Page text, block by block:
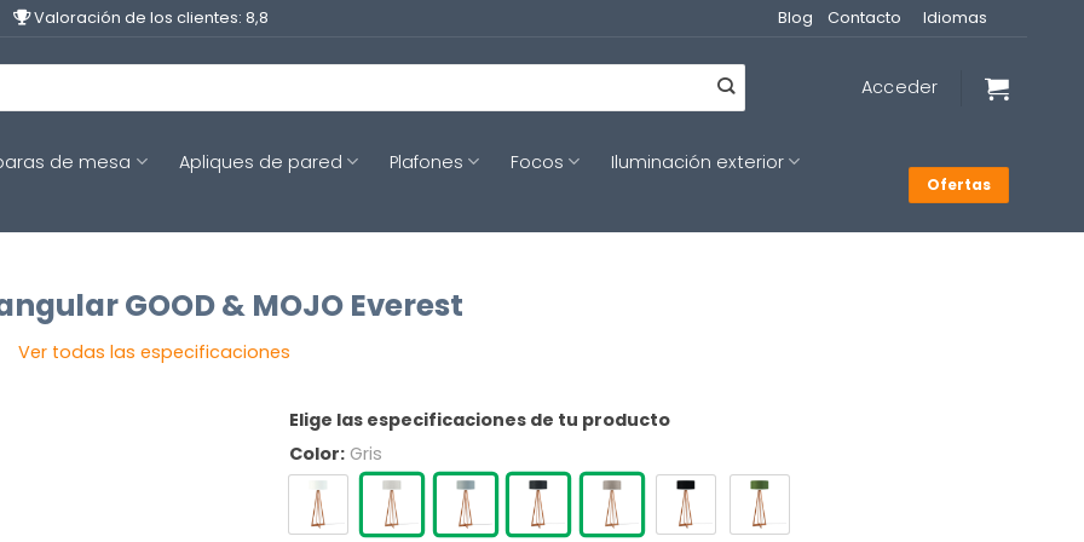
Valoración de los clientes: 8,8 Blog Contacto Idiomas
Acceder
de mesa Apliques de pared Plafones Focos
Iluminación exterior
Ofertas
GOOD & MOJO Everest
Ver todas las especificaciones
Elige las especificaciones de tu producto
Color: Gris